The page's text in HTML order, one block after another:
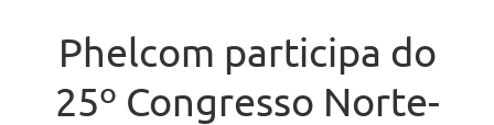
Phelcom participa do
25º Congresso Norte-